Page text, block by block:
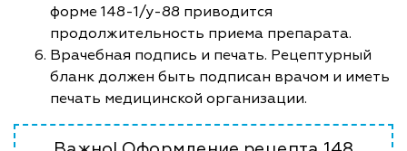
форме 148-1/у-88 приводится
продолжительность приема препарата.
Врачебная подпись и печать. Рецептурный
бланк должен быть подписан врачом и иметь
печать медицинской организации.